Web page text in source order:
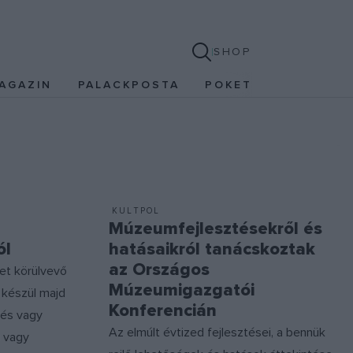
SHOP
PALACKPOSTA POKET
körülvevő
majd
vagy
vagy
KULTPOL
Múzeumfejlesztésekről és
hatásaikról tanácskoztak
az Országos
Múzeumigazgatói
Konferencián
Az elmúlt évtized fejlesztései, a bennük